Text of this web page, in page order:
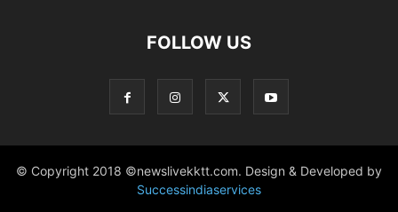
FOLLOW US
© Copyright 2018 ©newslivekktt.com. Design & Developed by
Successindiaservices